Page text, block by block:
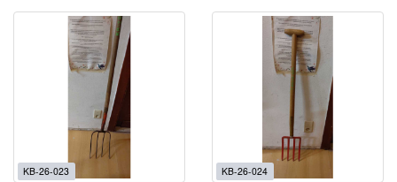
KB-26-023 KB-26-024